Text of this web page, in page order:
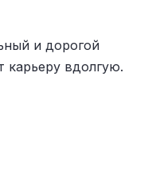
и дорогой
карьеру вдолгую.